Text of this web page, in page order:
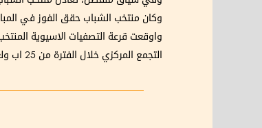
وكان منتخب الشباب حقق الفوز في
واوقعت قرعة التصفيات الاسيوية
التجمع المركزي خلال الفترة من 25 اب ولغاية 6 ايلول المقبلين.